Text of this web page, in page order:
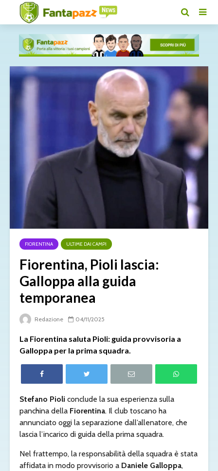
FIORENTINA ULTIME DAI CAMPI
Fiorentina, Pioli lascia:
Galloppa alla guida
temporanea
Redazione 04/11/2025
La Fiorentina saluta Pioli: guida provvisoria a
Galloppa per la prima squadra.
Stefano Pioli conclude la sua esperienza sulla
panchina della Fiorentina. Il club toscano ha
annunciato oggi la separazione dall’allenatore, che
lascia l’incarico di guida della prima squadra.
Nel frattempo, la responsabilità della squadra è stata
affidata in modo provvisorio a Daniele Galloppa,